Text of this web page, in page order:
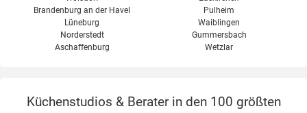
Brandenburg an der Havel
Lüneburg
Norderstedt
Aschaffenburg
Pulheim
Waiblingen
Gummersbach
Wetzlar
Küchenstudios & Berater in den 100 größten